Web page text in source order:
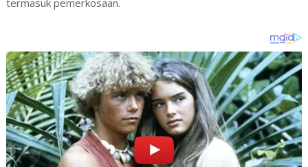
termasuk pemerkosaan.